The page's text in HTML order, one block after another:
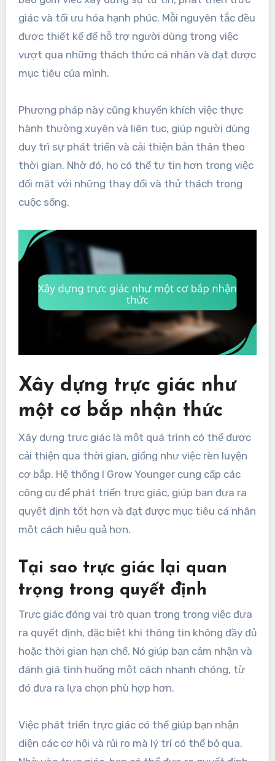
giác và tối ưu hóa hạnh phúc. Mỗi nguyên tắc đều
được thiết kế để hỗ trợ người dùng trong việc
vượt qua những thách thức cá nhân và đạt được
mục tiêu của mình.
Phương pháp này cũng khuyến khích việc thực
hành thường xuyên và liên tục, giúp người dùng
duy trì sự phát triển và cải thiện bản thân theo
thời gian. Nhờ đó, họ có thể tự tin hơn trong việc
đối mặt với những thay đổi và thử thách trong
cuộc sống.
Xây dựng trực giác như
một cơ bắp nhận thức
Xây dựng trực giác là một quá trình có thể được
cải thiện qua thời gian, giống như việc rèn luyện
cơ bắp. Hệ thống I Grow Younger cung cấp các
công cụ để phát triển trực giác, giúp bạn đưa ra
quyết định tốt hơn và đạt được mục tiêu cá nhân
một cách hiệu quả hơn.
Tại sao trực giác lại quan
trọng trong quyết định
Trực giác đóng vai trò quan trọng trong việc đưa
ra quyết định, đặc biệt khi thông tin không đầy đủ
hoặc thời gian hạn chế. Nó giúp bạn cảm nhận và
đánh giá tình huống một cách nhanh chóng, từ
đó đưa ra lựa chọn phù hợp hơn.
Việc phát triển trực giác có thể giúp bạn nhận
diện các cơ hội và rủi ro mà lý trí có thể bỏ qua.